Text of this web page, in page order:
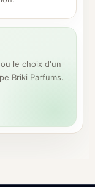
le choix d'un
Briki Parfums.